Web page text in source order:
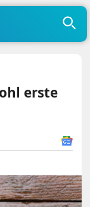
erste